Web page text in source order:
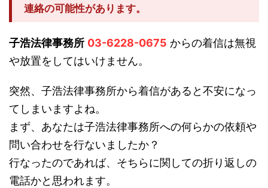
連絡の可能性があります。
子浩法律事務所 03-6228-0675 からの着信は無視
や放置をしてはいけません。
突然、子浩法律事務所から着信があると不安になっ
てしまいますよね。
まず、あなたは子浩法律事務所への何らかの依頼や
問い合わせを行ないましたか？
行なったのであれば、そちらに関しての折り返しの
電話かと思われます。